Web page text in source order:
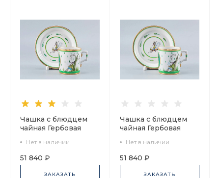
Чашка с блюдцем
чайная Гербовая
арт. 81.16804.00.1
Нет в наличии
51 840 ₽
ЗАКАЗАТЬ
Чашка с блюдцем
чайная Гербовая
арт. 81.16803.00.1
Нет в наличии
51 840 ₽
ЗАКАЗАТЬ